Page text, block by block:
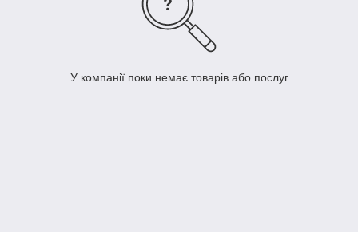
У компанії поки немає товарів або послуг